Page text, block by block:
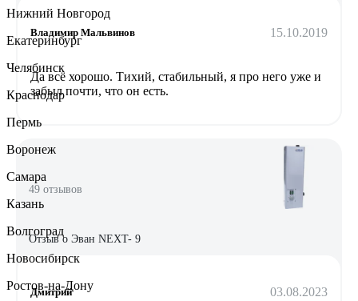
Владимир Мальвинов 15.10.2019
Да всё хорошо. Тихий, стабильный, я про него уже и
забыл почти, что он есть.
49 отзывов
Отзыв о Эван NEXT- 9
Дмитрий 03.08.2023
Нижний Новгород
Екатеринбург
Челябинск
Краснодар
Пермь
Воронеж
Самара
Казань
Волгоград
Новосибирск
Ростов-на-Дону